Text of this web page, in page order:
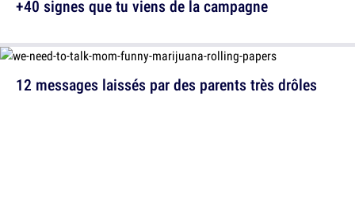
12 messages laissés par des parents très drôles
+40 signes que tu viens de la campagne